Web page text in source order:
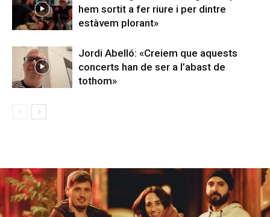
hem sortit a fer riure i per dintre
estàvem plorant»
Jordi Abelló: «Creiem que aquests
concerts han de ser a l’abast de
tothom»
Reproductor
de
vídeo